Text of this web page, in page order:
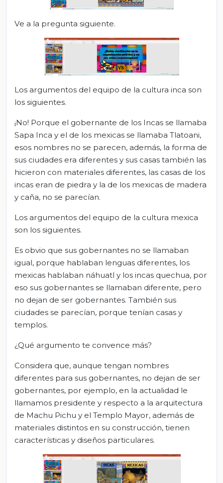
Ve a la pregunta siguiente.
Los argumentos del equipo de la cultura inca son
los siguientes.
¡No! Porque el gobernante de los Incas se llamaba
Sapa Inca y el de los mexicas se llamaba Tlatoani,
esos nombres no se parecen, además, la forma de
sus ciudades era diferentes y sus casas también las
hicieron con materiales diferentes, las casas de los
incas eran de piedra y la de los mexicas de madera
y caña, no se parecían.
Los argumentos del equipo de la cultura mexica
son los siguientes.
Es obvio que sus gobernantes no se llamaban
igual, porque hablaban lenguas diferentes, los
mexicas hablaban náhuatl y los incas quechua, por
eso sus gobernantes se llamaban diferente, pero
no dejan de ser gobernantes. También sus
ciudades se parecían, porque tenían casas y
templos.
¿Qué argumento te convence más?
Considera que, aunque tengan nombres
diferentes para sus gobernantes, no dejan de ser
gobernantes, por ejemplo, en la actualidad le
llamamos presidente y respecto a la arquitectura
de Machu Pichu y el Templo Mayor, además de
materiales distintos en su construcción, tienen
características y diseños particulares.